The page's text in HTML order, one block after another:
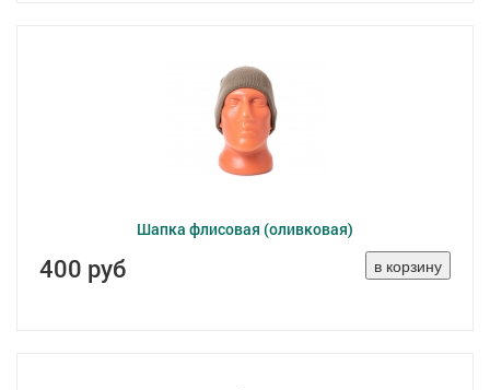
Шапка флисовая (оливковая)
400 руб